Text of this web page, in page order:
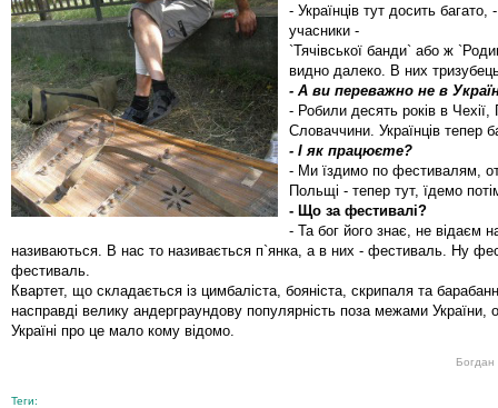
- Українців тут досить багато,
учасники -
`Тячівської банди` або ж
видно далеко. В них
- А ви переважно не в
- Робили десять років в
Словаччини. Українців тепер
- І як працюєте?
- Ми їздимо по фестивалям,
Польщі - тепер тут, їдемо
- Що за фестивалі?
- Та бог його знає, не відаєм
називаються. В нас то називається п`янка, а в них - фестиваль. Ну
фестиваль.
Квартет, що складається із цимбаліста, бояніста, скрипаля та
насправді велику андерграундову популярність поза межами України,
Україні про це мало кому відомо.
Теги: